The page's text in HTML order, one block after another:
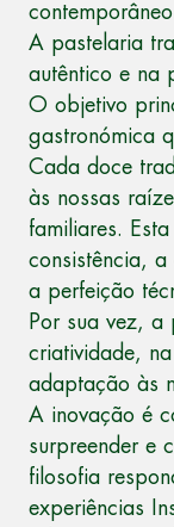
A pastelaria
autêntico e na
O objetivo
gastronómica
Cada doce
às nossas
familiares.
consistência,
a perfeição
Por sua vez, a
criatividade,
adaptação às
A inovação é
surpreender e
filosofia
experiências